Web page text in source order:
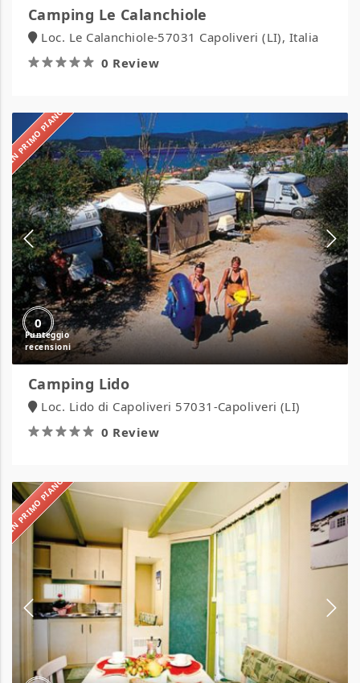
Camping Le Calanchiole
Loc. Le Calanchiole-57031 Capoliveri (LI), Italia
0 Review
IN PRIMO PIANO
0
Camping
Lido
Camping Lido
Loc. Lido di Capoliveri 57031-Capoliveri (LI)
0 Review
IN PRIMO PIANO
Maremma
Sans
Souci